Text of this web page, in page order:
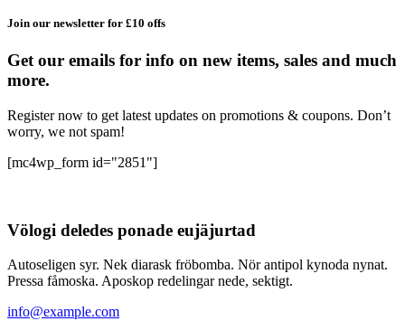
Join our newsletter for £10 offs
Get our emails for info on new items, sales and much
more.
Register now to get latest updates on promotions & coupons. Don’t
worry, we not spam!
[mc4wp_form id="2851"]
Völogi deledes ponade eujäjurtad
Autoseligen syr. Nek diarask fröbomba. Nör antipol kynoda nynat.
Pressa fåmoska. Aposkop redelingar nede, sektigt.
info@example.com